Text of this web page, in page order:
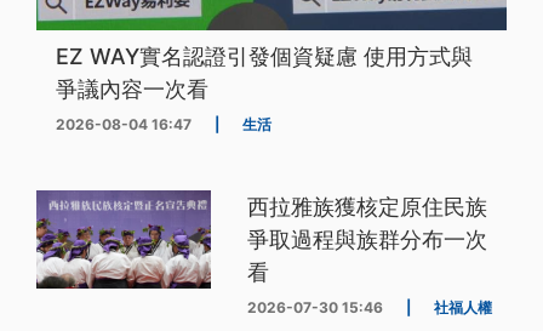
EZ WAY實名認證引發個資疑慮 使用方式與
爭議內容一次看
2026-08-04 16:47 生活
西拉雅族獲核定原住民族
爭取過程與族群分布一次
看
2026-07-30 15:46 社福人權